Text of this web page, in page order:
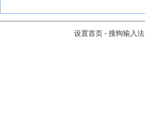
设置首页 - 搜狗输入法